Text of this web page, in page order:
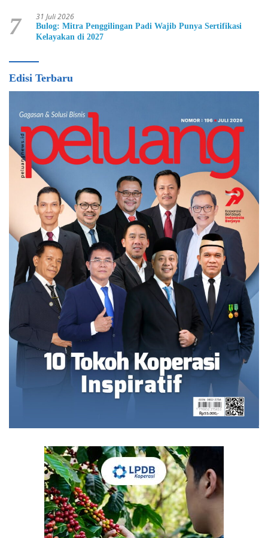
7 31 Juli 2026
Bulog: Mitra Penggilingan Padi Wajib Punya Sertifikasi
Kelayakan di 2027
Edisi Terbaru